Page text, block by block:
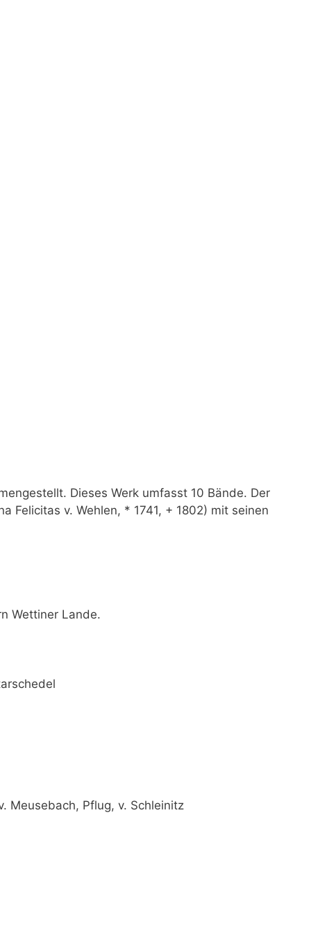
Dieses Werk umfasst 10 Bände. Der
Felicitas v. Wehlen, * 1741, + 1802) mit seinen
Wettiner Lande.
Meusebach, Pflug, v. Schleinitz